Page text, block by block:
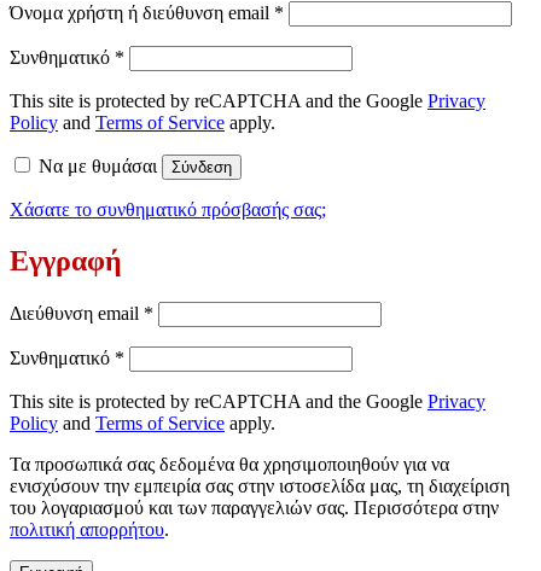
Όνομα χρήστη ή διεύθυνση email *
Συνθηματικό *
This site is protected by reCAPTCHA and the Google Privacy
Policy and Terms of Service apply.
Να με θυμάσαι Σύνδεση
Χάσατε το συνθηματικό πρόσβασής σας;
Εγγραφή
Διεύθυνση email *
Συνθηματικό *
This site is protected by reCAPTCHA and the Google Privacy
Policy and Terms of Service apply.
Τα προσωπικά σας δεδομένα θα χρησιμοποιηθούν για να
ενισχύσουν την εμπειρία σας στην ιστοσελίδα μας, τη διαχείριση
του λογαριασμού και των παραγγελιών σας. Περισσότερα στην
πολιτική απορρήτου.